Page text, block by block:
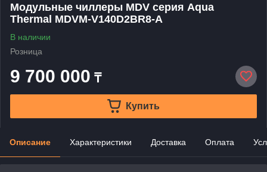
Модульные чиллеры MDV серия Aqua
Thermal MDVM-V140D2BR8-A
В наличии
Розница
9 700 000 ₸
Купить
Описание Характеристики Доставка Оплата